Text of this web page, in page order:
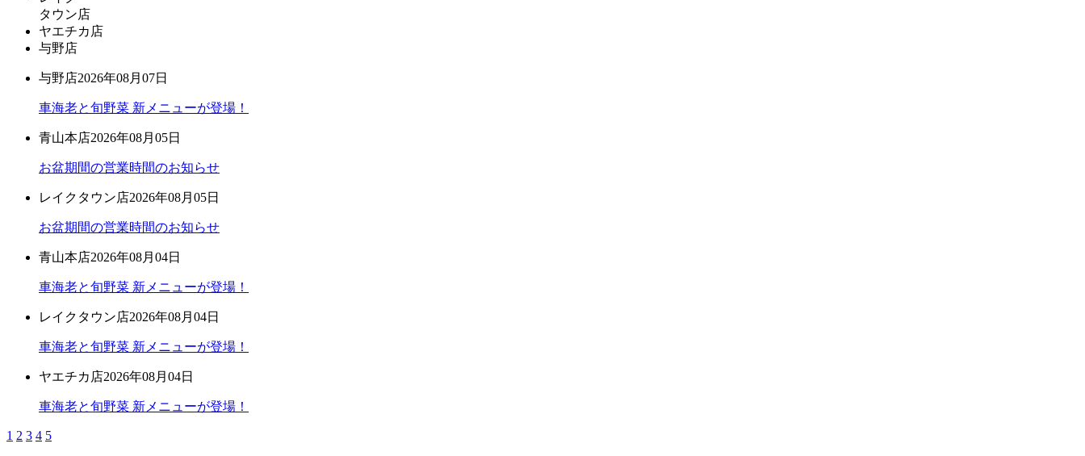
タウン店
ヤエチカ店
与野店
与野店2026年08月07日
車海老と旬野菜 新メニューが登場！
青山本店2026年08月05日
お盆期間の営業時間のお知らせ
レイクタウン店2026年08月05日
お盆期間の営業時間のお知らせ
青山本店2026年08月04日
車海老と旬野菜 新メニューが登場！
レイクタウン店2026年08月04日
車海老と旬野菜 新メニューが登場！
ヤエチカ店2026年08月04日
車海老と旬野菜 新メニューが登場！
1 2 3 4 5